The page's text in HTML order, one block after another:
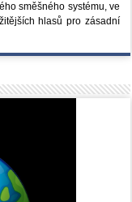
směšného systému, ve
hlasů pro zásadní